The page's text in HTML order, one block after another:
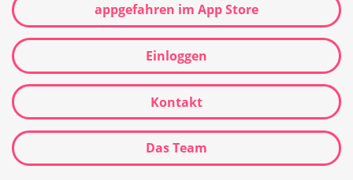
appgefahren im App Store
Einloggen
Kontakt
Das Team